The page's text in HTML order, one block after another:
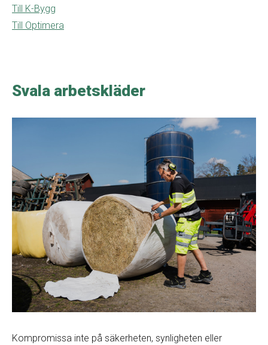
Till K-Bygg
Till Optimera
Svala arbetskläder
Kompromissa inte på säkerheten, synligheten eller